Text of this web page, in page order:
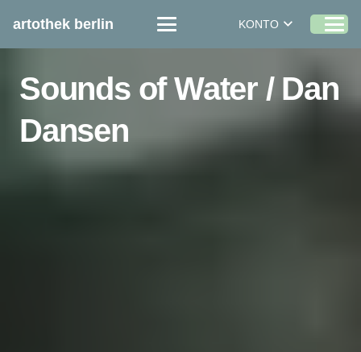
artothek berlin KONTO
Sounds of Water / Dan
Dansen